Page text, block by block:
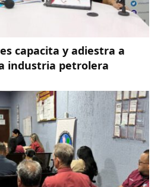
capacita y adiestra a
industria petrolera